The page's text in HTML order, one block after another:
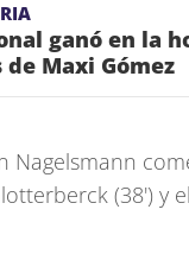
ganó en la
de Maxi Gómez
Nagelsmann
(38') y